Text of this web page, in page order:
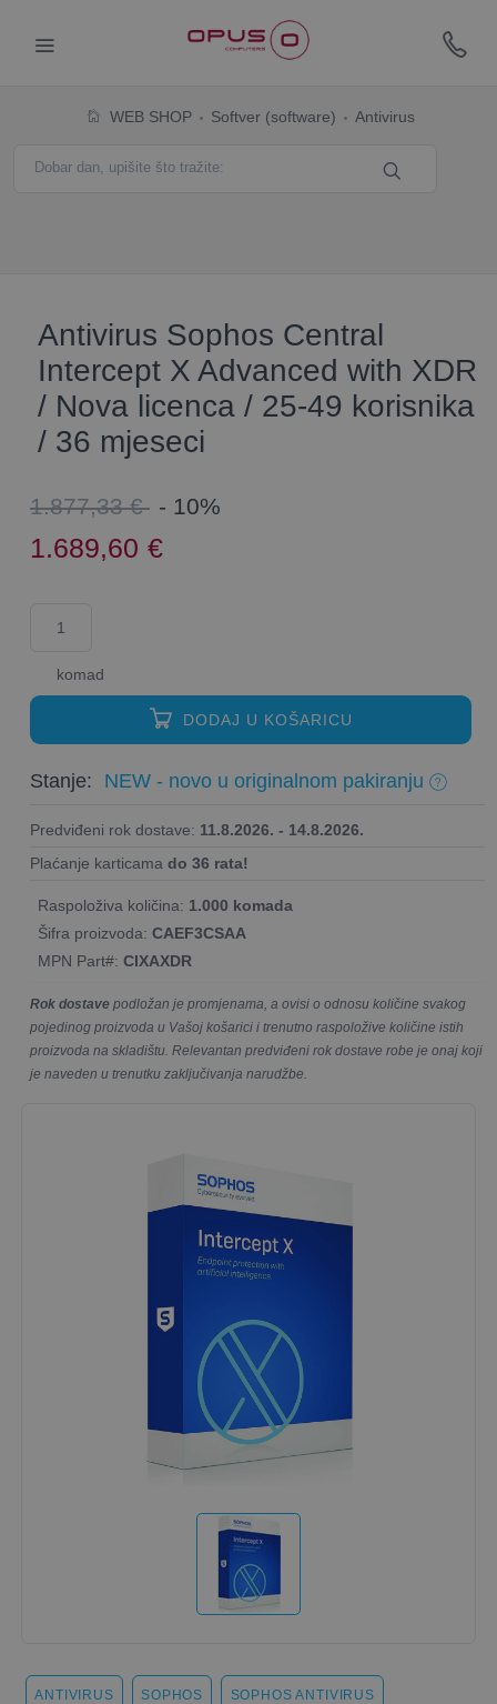
WEB SHOP Softver (software) Antivirus
ANTIVIRUS SOPHOS SOPHOS ANTIVIRUS
Antivirus Sophos Central
Intercept X Advanced with XDR
/ Nova licenca / 25-49 korisnika
/ 36 mjeseci
1.877,33 € - 10%
1.689,60 €
komad
DODAJ U KOŠARICU
Stanje: NEW - novo u originalnom pakiranju
Predviđeni rok dostave: 11.8.2026. - 14.8.2026.
Plaćanje karticama do 36 rata!
Raspoloživa količina: 1.000 komada
Šifra proizvoda: CAEF3CSAA
MPN Part#: CIXAXDR
Rok dostave podložan je promjenama, a ovisi o odnosu količine svakog
pojedinog proizvoda u Vašoj košarici i trenutno raspoložive količine istih
proizvoda na skladištu. Relevantan predviđeni rok dostave robe je onaj koji
je naveden u trenutku zaključivanja narudžbe.